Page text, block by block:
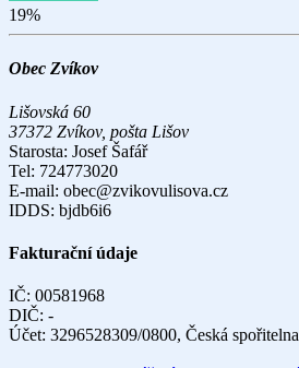
19%
Obec Zvíkov
Lišovská 60
37372 Zvíkov, pošta Lišov
Starosta: Josef Šafář
Tel: 724773020
E-mail: obec@zvikovulisova.cz
IDDS: bjdb6i6
Fakturační údaje
IČ: 00581968
DIČ: -
Účet: 3296528309/0800, Česká spořitelna